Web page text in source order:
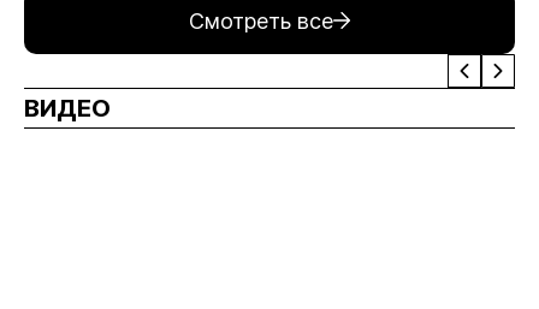
Смотреть все
ВИДЕО